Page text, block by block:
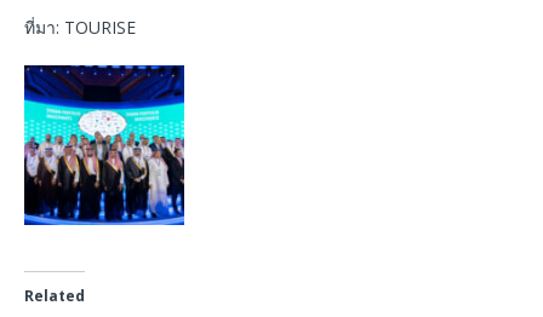
ที่มา: TOURISE
Related